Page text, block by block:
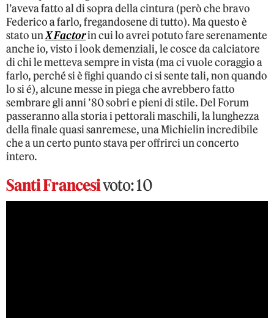
l’aveva fatto al di sopra della cintura (però che bravo
Federico a farlo, fregandosene di tutto). Ma questo è
stato unX Factorin cui lo avrei potuto fare serenamente
anche io, visto i look demenziali, le cosce da calciatore
di chi le metteva sempre in vista (ma ci vuole coraggio a
farlo, perché si è fighi quando ci si sente tali, non quando
lo si é), alcune messe in piega che avrebbero fatto
sembrare gli anni ’80 sobri e pieni di stile. Del Forum
passeranno alla storia i pettorali maschili, la lunghezza
della finale quasi sanremese, una Michielin incredibile
che a un certo punto stava per offrirci un concerto
intero.
Santi Francesivoto: 10